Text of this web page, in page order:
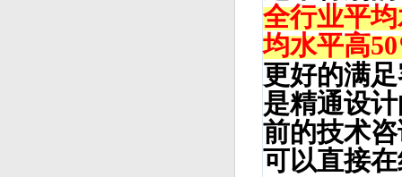
全行业平均
均水平高
更好的满
是精通设
前的技术
可以直接